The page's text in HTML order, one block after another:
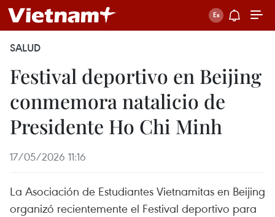
SALUD
Festival deportivo en Beijing
conmemora natalicio de
Presidente Ho Chi Minh
17/05/2026 11:16
La Asociación de Estudiantes Vietnamitas en Beijing
organizó recientemente el Festival deportivo para